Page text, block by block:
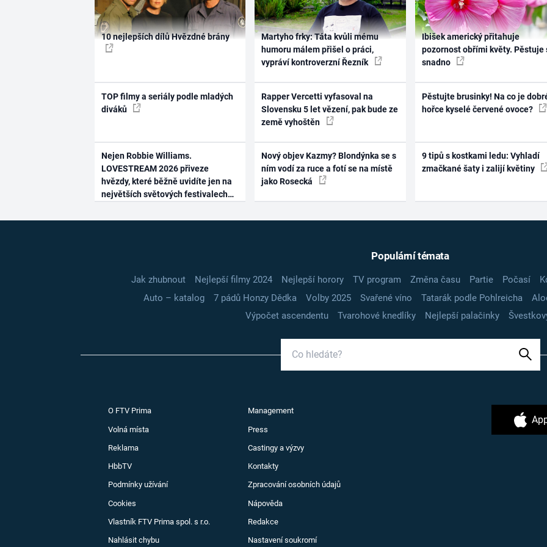
10 nejlepších dílů Hvězdné brány
TOP filmy a seriály podle mladých
diváků
Nejen Robbie Williams.
LOVESTREAM 2026 přiveze
hvězdy, které běžně uvidíte jen na
největších světových festivalech
Martyho frky: Táta kvůli mému
humoru málem přišel o práci,
vypráví kontroverzní Řezník
Rapper Vercetti vyfasoval na
Slovensku 5 let vězení, pak bude ze
země vyhoštěn
Nový objev Kazmy? Blondýnka se s
ním vodí za ruce a fotí se na místě
jako Rosecká
Ibišek americký přitahuje
pozornost obřími květy. Pěstuje
snadno
Pěstujte brusinky! Na co je
hořce kyselé červené ovoce?
9 tipů s kostkami ledu: Vyhladí
zmačkané šaty i zalijí květiny
Populární témata
Jak zhubnout Nejlepší filmy 2024 Nejlepší horory TV program Změna času Partie Počasí
Auto – katalog
7 pádů Honzy Dědka Volby 2025 Svařené víno Tatarák podle Pohlreicha
Výpočet ascendentu
Tvarohové knedlíky Nejlepší palačinky
O FTV Prima Management
Volná místa Press
Reklama Castingy a výzvy
HbbTV Kontakty
Podmínky užívání Zpracování osobních údajů
Cookies Nápověda
Vlastník FTV Prima spol. s r.o. Redakce
Nahlásit chybu Nastavení soukromí